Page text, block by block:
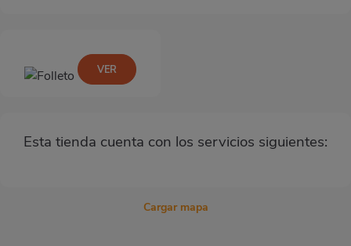
Esta tienda cuenta con los servicios siguientes:
VER
Cargar mapa